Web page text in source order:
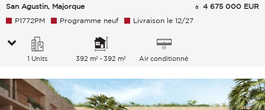
San Agustin, Majorque
à
4 675 000 EUR
P1772PM
Programme neuf Livraison le 12/27
1 Units 392 m² - 392 m² Air conditionné